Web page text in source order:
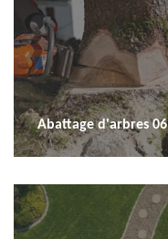
Abattage d'arbres 06